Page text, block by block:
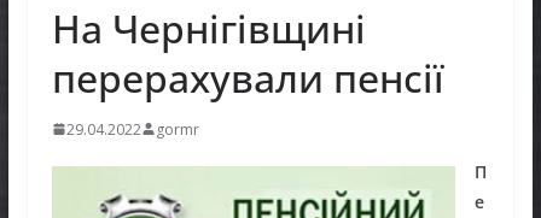
На Чернігівщині
перерахували пенсії
29.04.2022 gormr
П
е